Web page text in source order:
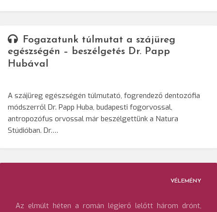
Fogazatunk túlmutat a szájüreg
egészségén – beszélgetés Dr. Papp
Hubával
A szájüreg egészségén túlmutató, fogrendező dentozófia
módszerről Dr. Papp Huba, budapesti fogorvossal,
antropozófus orvossal már beszélgettünk a Natura
Stúdióban. Dr.…
VÉLEMÉNY
Az elmúlt héten a román légierő lelőtt három drónt,